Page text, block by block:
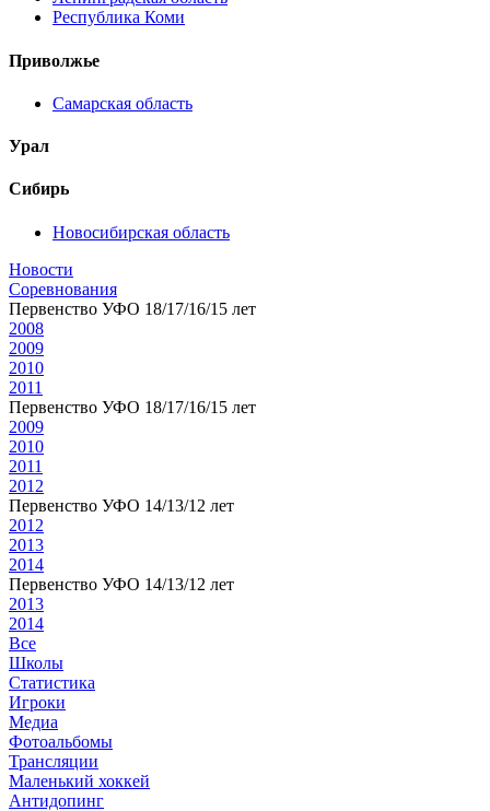
Республика Коми
Приволжье
Самарская область
Урал
Сибирь
Новосибирская область
Новости
Соревнования
Первенство УФО 18/17/16/15 лет
2008
2009
2010
2011
Первенство УФО 18/17/16/15 лет
2009
2010
2011
2012
Первенство УФО 14/13/12 лет
2012
2013
2014
Первенство УФО 14/13/12 лет
2013
2014
Все
Школы
Статистика
Игроки
Медиа
Фотоальбомы
Трансляции
Маленький хоккей
Антидопинг